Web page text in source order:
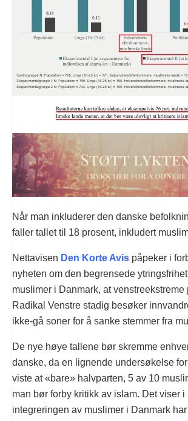
Når man inkluderer den danske
faller tallet til 18 prosent, inkludert
Nettavisen Den Korte Avis påpeker i
nyheten om den begrensede
muslimer i Danmark, at venstreekstreme
Radikal Venstre stadig besøker
ikke-gå soner for å sanke stemmer fra
De nye høye tallene bør skremme
danske, da en lignende undersøkelse
viste at «bare» halvparten, 5 av 10
man bør forby kritikk av islam. Det viser i
integreringen av muslimer i Danmark